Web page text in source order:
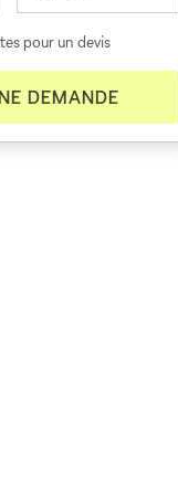
pour un devis
DEMANDE